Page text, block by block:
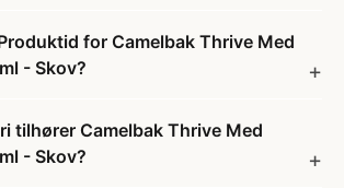
for Camelbak Thrive Med
- Skov?
tilhører Camelbak Thrive Med
- Skov?